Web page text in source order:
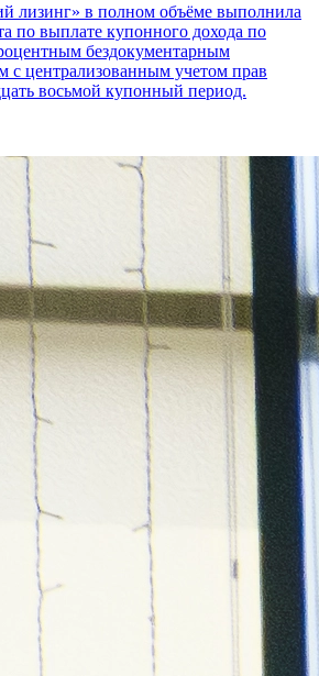
лизинг» в полном объёме выполнила
по выплате купонного дохода по
бездокументарным
с централизованным учетом прав
восьмой купонный период.